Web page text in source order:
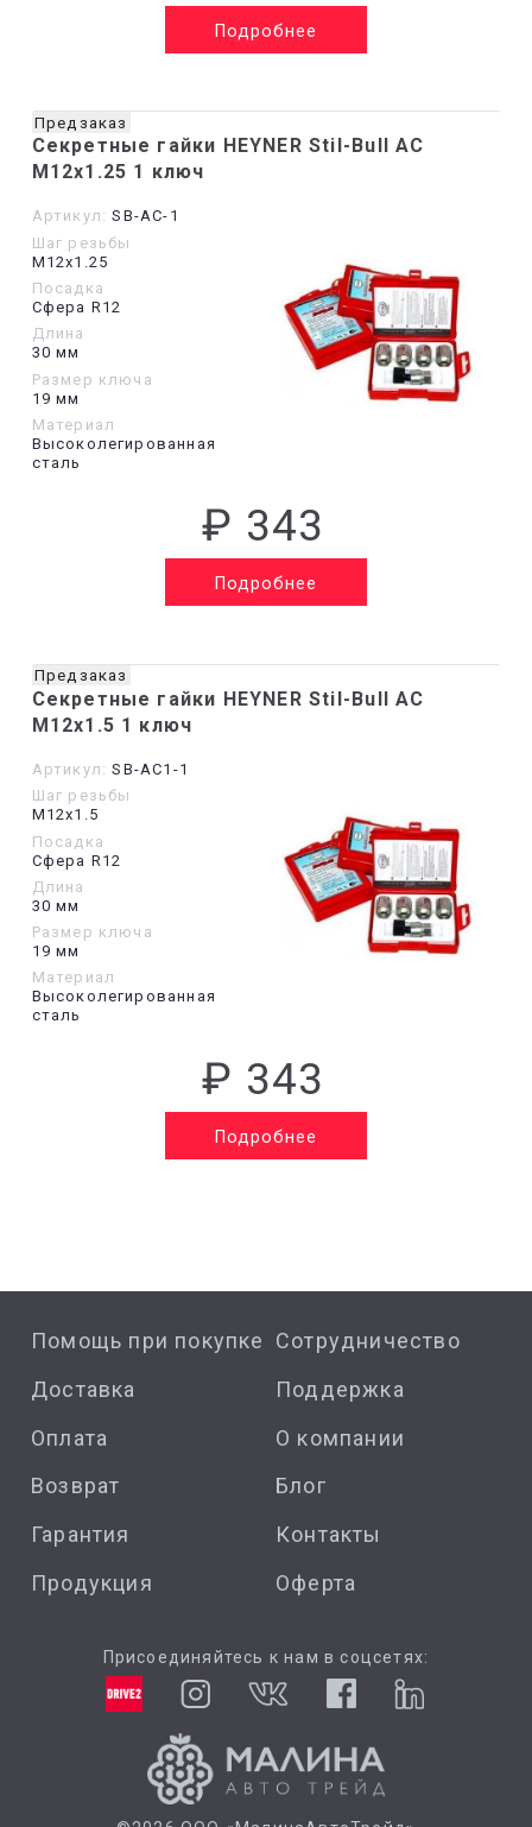
Подробнее
Секретные гайки HEYNER Stil-Bull AC
M12x1.25 1 ключ
Артикул: SB-AC-1
Шаг резьбы
М12х1.25
Посадка
Сфера R12
Длина
30 мм
Размер ключа
19 мм
Материал
Высоколегированная
сталь
Предзаказ
₽ 343
Подробнее
Секретные гайки HEYNER Stil-Bull AC
M12x1.5 1 ключ
Артикул: SB-AC1-1
Шаг резьбы
М12х1.5
Посадка
Сфера R12
Длина
30 мм
Размер ключа
19 мм
Материал
Высоколегированная
сталь
Предзаказ
₽ 343
Подробнее
Помощь при покупке
Доставка
Оплата
Возврат
Гарантия
Продукция
Сотрудничество
Поддержка
О компании
Блог
Контакты
Оферта
Присоединяйтесь к нам в соцсетях: